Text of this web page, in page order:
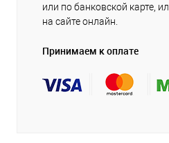
или по банковской карте,
на сайте онлайн.
Принимаем к оплате